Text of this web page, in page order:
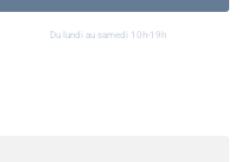
Du lundi au samedi 10h-19h